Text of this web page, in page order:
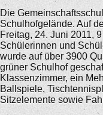
Die
Schulhofgelände. Auf
Freitag, 24. Juni 2011,
Schülerinnen und
wurde auf über 3900
grüner Schulhof
Klassenzimmer, ein
Ballspiele,
Sitzelemente sowie